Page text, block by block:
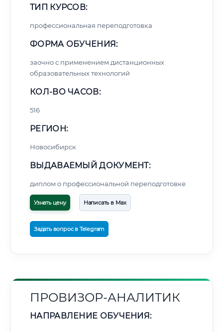
ТИП КУРСОВ:
профессиональная переподготовка
ФОРМА ОБУЧЕНИЯ:
заочно с применением дистанционных
образовательных технологий
КОЛ-ВО ЧАСОВ:
516
РЕГИОН:
Новосибирск
ВЫДАВАЕМЫЙ ДОКУМЕНТ:
диплом о профессиональной переподготовке
Узнать цену Написать в Max
Задать вопрос в Telegram
ПРОВИЗОР-АНАЛИТИК
НАПРАВЛЕНИЕ ОБУЧЕНИЯ: